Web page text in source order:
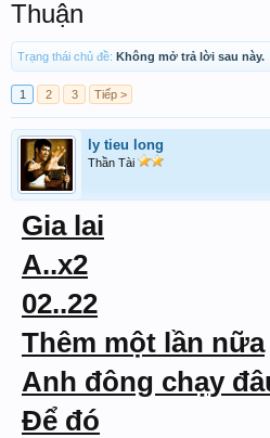
Thuận
Trạng thái chủ đề: Không mở trả lời sau này.
1 2 3 Tiếp >
ly tieu long
Thần Tài
Gia lai
A..x2
02..22
Thêm một lần nữa
Anh đông chạy
Để đó